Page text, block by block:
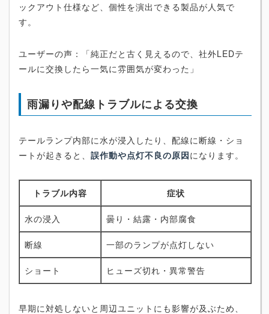
ックアウト仕様など、個性を演出できる製品が人気で
す。
ユーザーの声：「純正だと古く見えるので、社外LEDテ
ールに交換したら一気に雰囲気が変わった」
雨漏りや配線トラブルによる交換
テールランプ内部に水が浸入したり、配線に断線・ショ
ートが起きると、 誤作動や点灯不良の原因になります。
トラブル内容 症状
水の浸入 曇り・結露・内部腐食
断線 一部のランプが点灯しない
ショート ヒューズ切れ・異常警告
早期に対処しないと周辺ユニットにも影響が及ぶため、